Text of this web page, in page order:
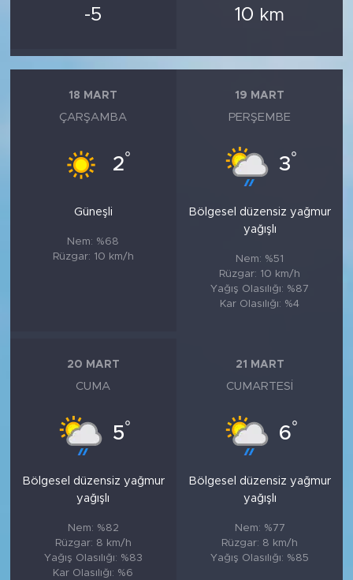
-5 10 km
18 MART
ÇARŞAMBA
2°
Güneşli
Nem: %68
Rüzgar: 10 km/h
19 MART
PERŞEMBE
3°
Bölgesel düzensiz yağmur
yağışlı
Nem: %51
Rüzgar: 10 km/h
Yağış Olasılığı: %87
Kar Olasılığı: %4
20 MART
CUMA
5°
Bölgesel düzensiz yağmur
yağışlı
Nem: %82
Rüzgar: 8 km/h
Yağış Olasılığı: %83
Kar Olasılığı: %6
21 MART
CUMARTESI
6°
Bölgesel düzensiz yağmur
yağışlı
Nem: %77
Rüzgar: 8 km/h
Yağış Olasılığı: %85